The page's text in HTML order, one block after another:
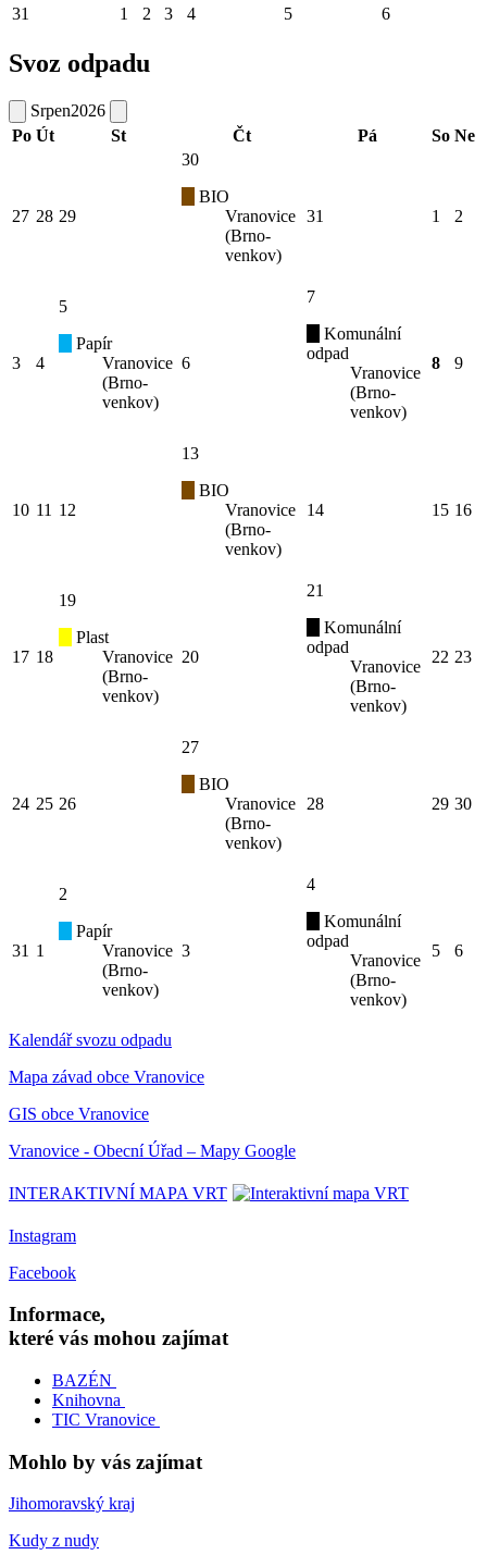
31 1 2 3 4 5 6
Svoz odpadu
Srpen2026
Po Út St Čt Pá So Ne
27 28 29
30
BIO
Vranovice
(Brno-
venkov)
31 1 2
3 4
5
Papír
Vranovice
(Brno-
venkov)
6
7
Komunální
odpad
Vranovice
(Brno-
venkov)
8 9
10 11 12
13
BIO
Vranovice
(Brno-
venkov)
14 15 16
17 18
19
Plast
Vranovice
(Brno-
venkov)
20
21
Komunální
odpad
Vranovice
(Brno-
venkov)
22 23
24 25 26
27
BIO
Vranovice
(Brno-
venkov)
28 29 30
31 1
2
Papír
Vranovice
(Brno-
venkov)
3
4
Komunální
odpad
Vranovice
(Brno-
venkov)
5 6
Kalendář svozu odpadu
Mapa závad obce Vranovice
GIS obce Vranovice
Vranovice - Obecní Úřad – Mapy Google
INTERAKTIVNÍ MAPA VRT
Instagram
Facebook
Informace,
které vás mohou zajímat
BAZÉN
Knihovna
TIC Vranovice
Mohlo by vás zajímat
Jihomoravský kraj
Kudy z nudy